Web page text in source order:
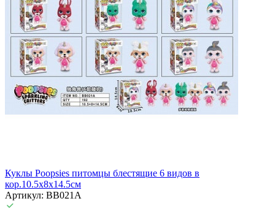
Куклы Poopsies питомцы блестящие 6 видов в
кор.10.5х8х14.5см
Артикул: BB021A